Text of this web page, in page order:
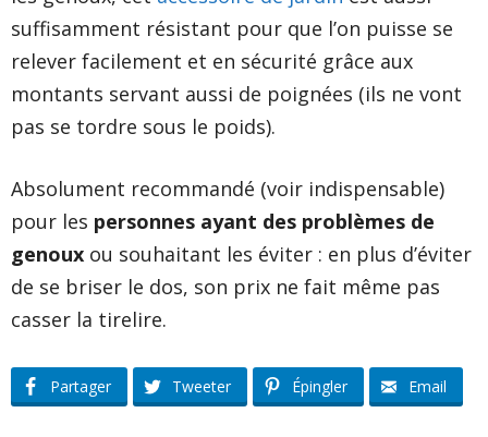
suffisamment résistant pour que l’on puisse se
relever facilement et en sécurité grâce aux
montants servant aussi de poignées (ils ne vont
pas se tordre sous le poids).
Absolument recommandé (voir indispensable)
pour les personnes ayant des problèmes de
genoux ou souhaitant les éviter : en plus d’éviter
de se briser le dos, son prix ne fait même pas
casser la tirelire.
Partager Tweeter Épingler Email